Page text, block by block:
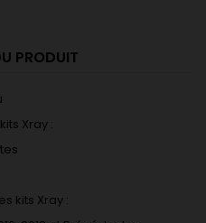
PRODUIT
Xray :
kits Xray :